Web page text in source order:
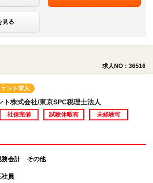
見る
求人NO：36516
ント求人
ト株式会社/東京SPC税理士法人
社保完備 試験休暇有 未経験可
務会計 その他
社員